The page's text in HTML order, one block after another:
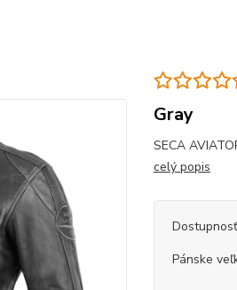
Gray
SECA
celý popis
Dostupnosť
Pánske